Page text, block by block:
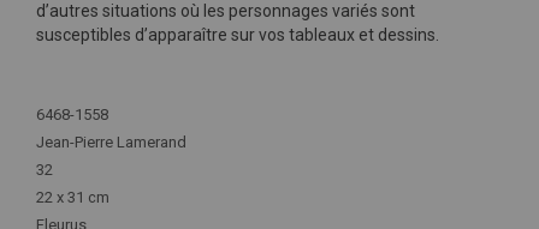
d’autres situations où les personnages variés sont
susceptibles d’apparaître sur vos tableaux et dessins.
d'infos
6468-1558
Jean-Pierre Lamerand
32
22 x 31 cm
Fleurus